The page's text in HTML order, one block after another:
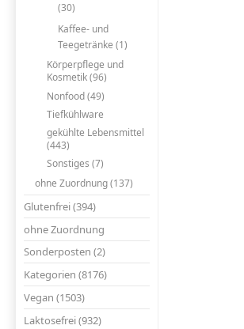
(30)
Kaffee- und
Teegetränke (1)
Körperpflege und
Kosmetik (96)
Nonfood (49)
Tiefkühlware
gekühlte Lebensmittel
(443)
Sonstiges (7)
ohne Zuordnung (137)
Glutenfrei (394)
ohne Zuordnung
Sonderposten (2)
Kategorien (8176)
Vegan (1503)
Laktosefrei (932)